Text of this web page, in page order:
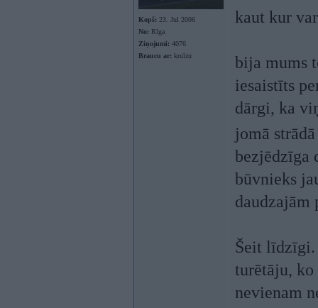
Kopš: 23. Jul 2006
No: Rīga
Ziņojumi: 4076
Braucu ar: kruīzu
kaut kur
bija mums
iesaistīts
dārgi, ka
jomā
bezjēdzīga
būvnieks
daudzajām
Šeit līdzīgi.
turētāju,
nevienam